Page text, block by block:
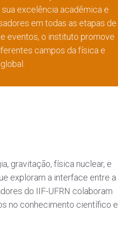
excelência acadêmica e
em todas as etapas de
eventos, o instituto promove
campos da física e
gravitação, física nuclear, e
exploram a interface entre a
do IIF-UFRN colaboram
no conhecimento científico e